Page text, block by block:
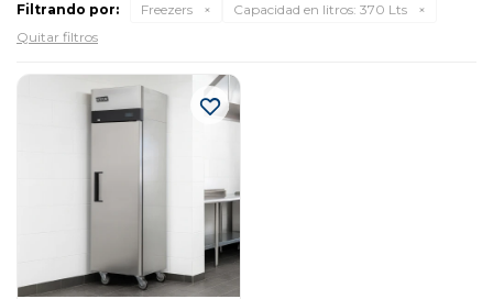
Filtrando por: Freezers Capacidad en litros: 370 Lts
Quitar filtros